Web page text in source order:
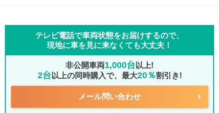
テレビ電話で車両状態をお届けするので、
現地に車を見に来なくても大丈夫！
非公開車両1,000台 以上!
2台 以上の同時購入で、最大20％割引き!
メール問い合わせ